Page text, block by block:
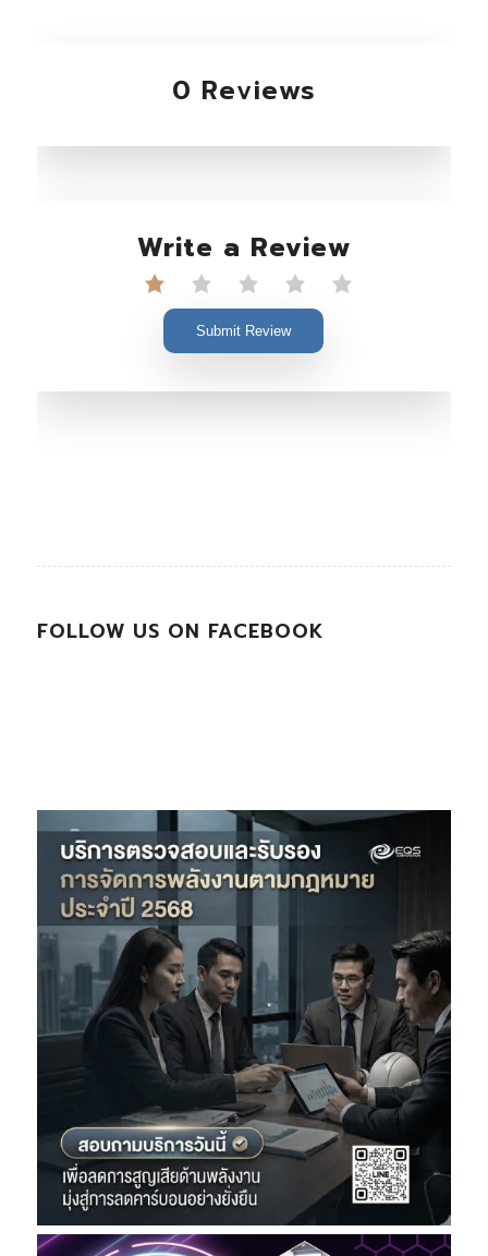
0 Reviews
Write a Review
Submit Review
FOLLOW US ON FACEBOOK